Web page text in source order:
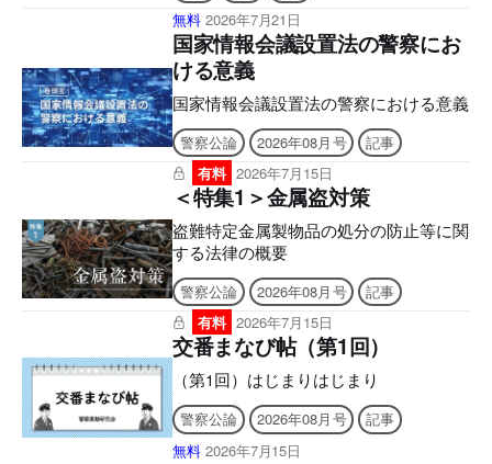
無料 2026年7月21日
国家情報会議設置法の警察にお
ける意義
国家情報会議設置法の警察における意義
警察公論 2026年08月号
記事
有料 2026年7月15日
＜特集1＞金属盗対策
盗難特定金属製物品の処分の防止等に関
する法律の概要
警察公論 2026年08月号
記事
有料 2026年7月15日
交番まなび帖（第1回）
（第1回）はじまりはじまり
警察公論 2026年08月号
記事
無料 2026年7月15日